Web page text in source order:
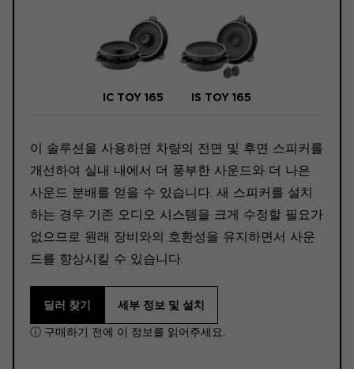
IC TOY 165 IS TOY 165
이 솔루션을 사용하면 차량의 전면 및 후면 스피커를
개선하여 실내 내에서 더 풍부한 사운드와 더 나은
사운드 분배를 얻을 수 있습니다. 새 스피커를 설치
하는 경우 기존 오디오 시스템을 크게 수정할 필요가
없으므로 원래 장비와의 호환성을 유지하면서 사운
드를 향상시킬 수 있습니다.
딜러 찾기 세부 정보 및 설치
ⓘ 구매하기 전에 이 정보를 읽어주세요.